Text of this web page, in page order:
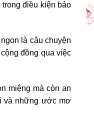
điều kiện bảo
là câu chuyện
đồng qua việc
miệng mà còn an
và những ước mơ